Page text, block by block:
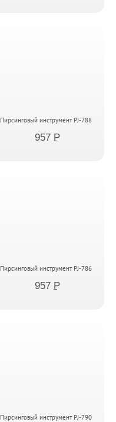
Пирсинговый инструмент PJ-788
957 P
Пирсинговый инструмент PJ-786
957 P
Пирсинговый инструмент PJ-790